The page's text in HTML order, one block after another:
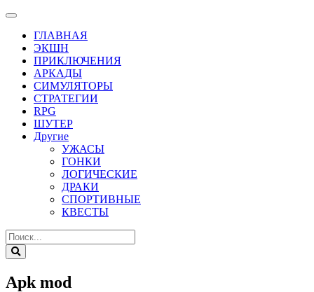
ГЛАВНАЯ
ЭКШН
ПРИКЛЮЧЕНИЯ
АРКАДЫ
СИМУЛЯТОРЫ
СТРАТЕГИИ
RPG
ШУТЕР
Другие
УЖАСЫ
ГОНКИ
ЛОГИЧЕСКИЕ
ДРАКИ
СПОРТИВНЫЕ
КВЕСТЫ
Apk mod